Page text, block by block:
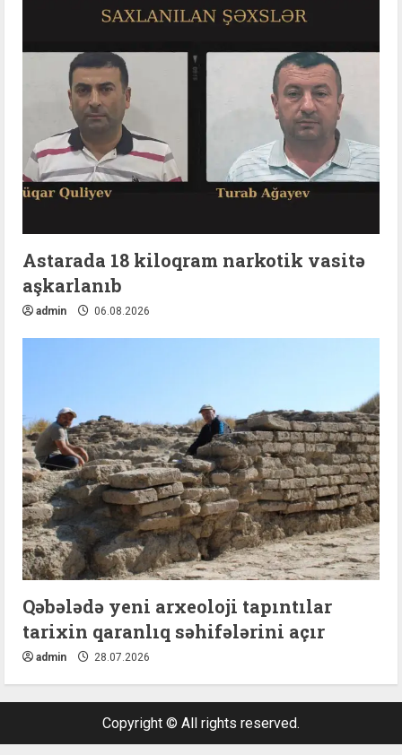
Astarada 18 kiloqram narkotik vasitə
aşkarlanıb
admin 06.08.2026
Qəbələdə yeni arxeoloji tapıntılar
tarixin qaranlıq səhifələrini açır
admin 28.07.2026
Copyright © All rights reserved.